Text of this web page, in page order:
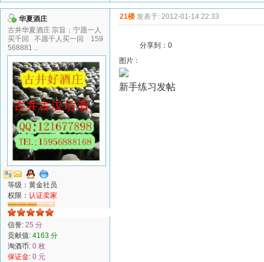
华夏酒庄
古井华夏酒庄 宗旨；宁愿一人
买千回 不愿千人买一回 159
568881 ..
等级：黄金社员
权限： 认证卖家
信誉: 25 分
贡献值: 4163 分
淘酒币: 0 枚
保证金: 0 元
21楼 发表于: 2012-01-14 22:33
分享到： 0
图片：
新手练习发帖